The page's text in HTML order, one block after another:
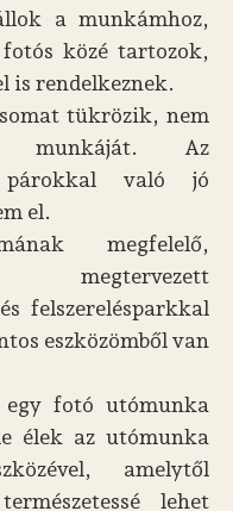
a munkámhoz,
közé tartozok,
is rendelkeznek.
tükrözik, nem
munkáját. Az
párokkal való jó
el.
megfelelő,
megtervezett
felszerelésparkkal
eszközömből van
egy fotó utómunka
élek az utómunka
amelytől
lehet